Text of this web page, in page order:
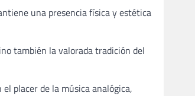
una presencia física y estética
también la valorada tradición del
placer de la música analógica,